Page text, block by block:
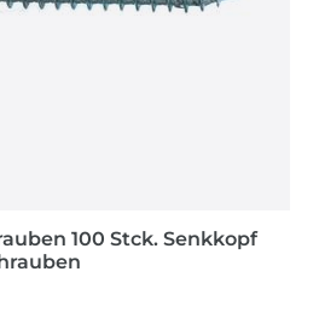
100 Stck. Senkkopf